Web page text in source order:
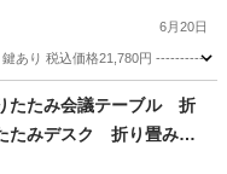
阜 羽島 各務ヶ原 三重 愛
6月20日
り 税込価格21,780円
たみ会議テーブル 折
たみデスク 折り畳み会